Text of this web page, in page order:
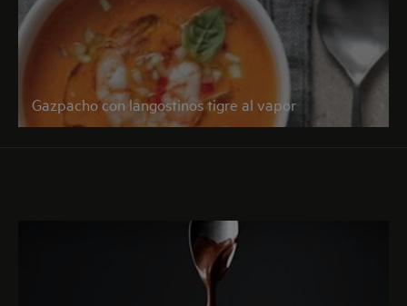
Gazpacho con langostinos tigre al vapor